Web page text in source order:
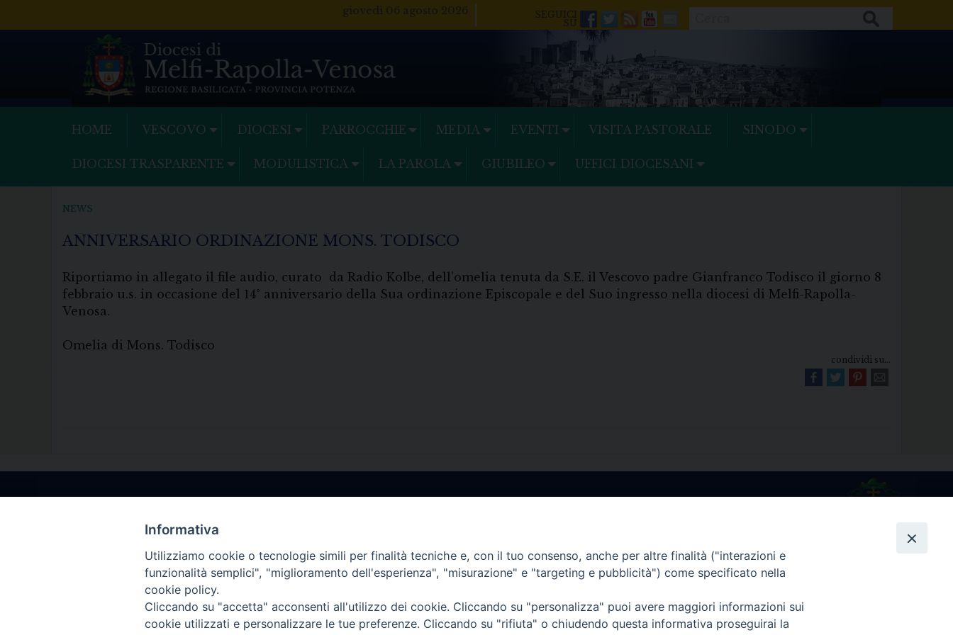
giovedì 06 agosto 2026
Facebook
Twitter
FeedsYoutube
Mail
HOME VESCOVO DIOCESI PARROCCHIE MEDIA EVENTI VISITA PASTORALE SINODO
DIOCESI TRASPARENTE MODULISTICA LA PAROLA GIUBILEO UFFICI DIOCESANI
NEWS
ANNIVERSARIO ORDINAZIONE MONS. TODISCO
Riportiamo in allegato il file audio, curato da Radio Kolbe, dell’omelia tenuta da S.E. il Vescovo padre Gianfranco Todisco il giorno 8
febbraio u.s. in occasione del 14° anniversario della Sua ordinazione Episcopale e del Suo ingresso nella diocesi di Melfi-Rapolla-
Venosa.
Omelia di Mons. Todisco
condividi su...
PEC ufficiale della Diocesi: diocesi.melfi_rapolla_venosa@legalmail.it
Informativa
Utilizziamo cookie o tecnologie simili per finalità tecniche e, con il tuo consenso, anche per altre finalità ("interazioni e
funzionalità semplici", "miglioramento dell'esperienza", "misurazione" e "targeting e pubblicità") come specificato nella
cookie policy.
Cliccando su "accetta" acconsenti all'utilizzo dei cookie. Cliccando su "personalizza" puoi avere maggiori informazioni sui
cookie utilizzati e personalizzare le tue preferenze. Cliccando su "rifiuta" o chiudendo questa informativa proseguirai la